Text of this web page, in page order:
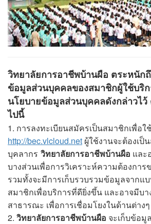
วิทยาลัยการอาชีพบ้านผือ ตระหนัก
ข้อมูลส่วนบุคคลของสมาชิกผู้ใช้บริ
นโยบายข้อมูลส่วนบุคคลดังกล่าวไว้
ไปนี้
1. การลงทะเบียนสมัครเป็นสมาชิกเพื่อใ
http://bec.vlcloud.net ผู้ใช้งานจะต้องเป็
บุคลากร วิทยาลัยการอาชีพบ้านผือ และ
บางส่วนเพื่อการวิเคราะห์ความต้องกา
รวมทั้งจะมีการเก็บรวบรวมข้อมูลจากแ
สมาชิกเพื่อบริการที่ดียิ่งขึ้น และอาจมีบา
สาธารณะ เพื่อการเชื่อมโยงในด้านต่าง
2. วิทยาลัยการอาชีพบ้านผือ จะเก็บข้อมู